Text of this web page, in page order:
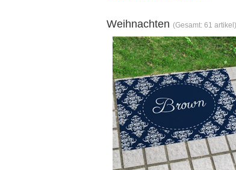
Weihnachten (Gesamt: 61 artikel)